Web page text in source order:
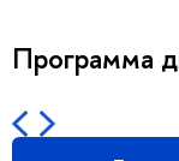
Программа